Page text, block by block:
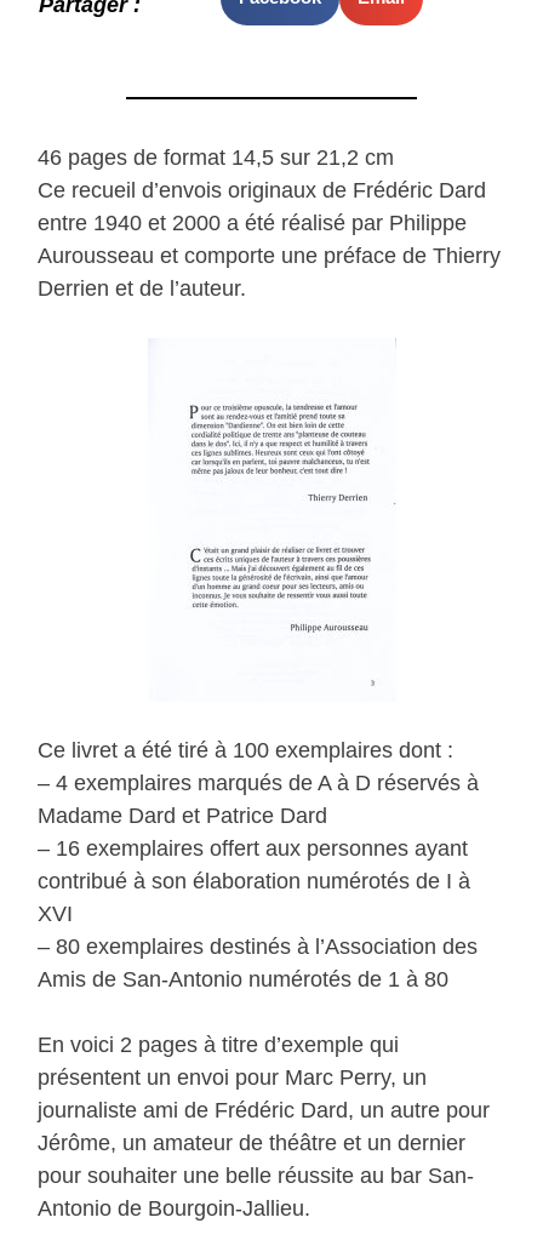
Partager :
46 pages de format 14,5 sur 21,2 cm
Ce recueil d’envois originaux de Frédéric Dard
entre 1940 et 2000 a été réalisé par Philippe
Aurousseau et comporte une préface de Thierry
Derrien et de l’auteur.
Ce livret a été tiré à 100 exemplaires dont :
– 4 exemplaires marqués de A à D réservés à
Madame Dard et Patrice Dard
– 16 exemplaires offert aux personnes ayant
contribué à son élaboration numérotés de I à
XVI
– 80 exemplaires destinés à l’Association des
Amis de San-Antonio numérotés de 1 à 80
En voici 2 pages à titre d’exemple qui
présentent un envoi pour Marc Perry, un
journaliste ami de Frédéric Dard, un autre pour
Jérôme, un amateur de théâtre et un dernier
pour souhaiter une belle réussite au bar San-
Antonio de Bourgoin-Jallieu.